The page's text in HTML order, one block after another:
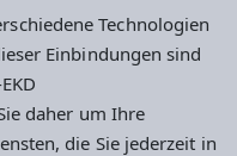
Technologien
Einbindungen sind
daher um Ihre
die Sie jederzeit in
Einstellungen